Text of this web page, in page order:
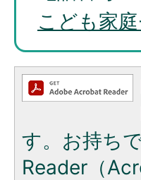
こども家
す。お持ち
Reader（